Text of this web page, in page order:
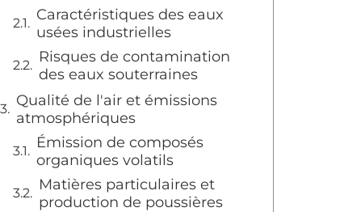
Caractéristiques des eaux
usées industrielles
Risques de contamination
des eaux souterraines
Qualité de l'air et émissions
atmosphériques
Émission de composés
organiques volatils
Matières particulaires et
production de poussières